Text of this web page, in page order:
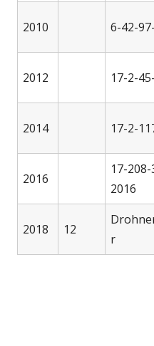
2010 6-42-
2012 17-2-
2014 17-2-
2016
17-
2016
2018 12
r